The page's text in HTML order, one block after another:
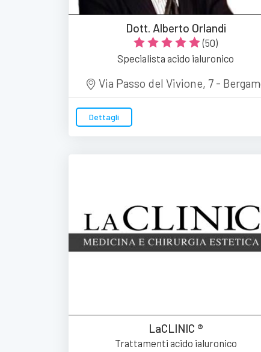
Dott. Alberto Orlandi
(50)
Specialista acido ialuronico
Via Passo del Vivione, 7 -
Dettagli
LaCLINIC ®
Trattamenti acido ialuronico